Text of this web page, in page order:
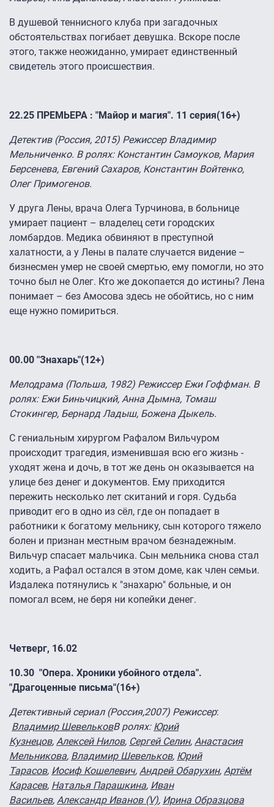
В душевой теннисного клуба при загадочных
обстоятельствах погибает девушка. Вскоре после
этого, также неожиданно, умирает единственный
свидетель этого происшествия.
22.25 ПРЕМЬЕРА : "Майор и магия". 11 серия(16+)
Детектив (Россия, 2015) Режиссер Владимир
Мельниченко. В ролях: Константин Самоуков, Мария
Берсенева, Евгений Сахаров, Константин Войтенко,
Олег Примогенов.
У друга Лены, врача Олега Турчинова, в больнице
умирает пациент – владелец сети городских
ломбардов. Медика обвиняют в преступной
халатности, а у Лены в палате случается видение –
бизнесмен умер не своей смертью, ему помогли, но это
точно был не Олег. Кто же докопается до истины? Лена
понимает – без Амосова здесь не обойтись, но с ним
еще нужно помириться.
00.00 "Знахарь"(12+)
Мелодрама (Польша, 1982) Режиссер Ежи Гоффман. В
ролях: Ежи Биньчицкий, Анна Дымна, Томаш
Стокингер, Бернард Ладыш, Божена Дыкель.
С гениальным хирургом Рафалом Вильчуром
происходит трагедия, изменившая всю его жизнь -
уходят жена и дочь, в тот же день он оказывается на
улице без денег и документов. Ему приходится
пережить несколько лет скитаний и горя. Судьба
приводит его в одно из сёл, где он попадает в
работники к богатому мельнику, сын которого тяжело
болен и признан местным врачом безнадежным.
Вильчур спасает мальчика. Сын мельника снова стал
ходить, а Рафал остался в этом доме, как член семьи.
Издалека потянулись к "знахарю" больные, и он
помогал всем, не беря ни копейки денег.
Четверг, 16.02
10.30 "Опера. Хроники убойного отдела".
"Драгоценные письма"(16+)
Детективный сериал (Россия,2007) Режиссер:
Владимир ШевельковВ ролях: Юрий
Кузнецов, Алексей Нилов, Сергей Селин, Анастасия
Мельникова, Владимир Шевельков, Юрий
Тарасов, Иосиф Кошелевич, Андрей Обарухин, Артём
Карасев, Наталья Парашкина, Иван
Васильев, Александр Иванов (V), Ирина Образцова